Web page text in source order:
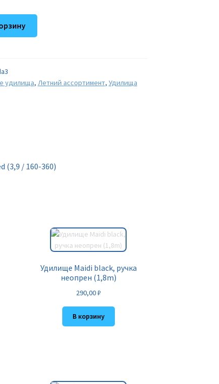
удилища, Летний ассортимент, Удилища
(3,9 / 160-360)
Удилище Maidi black, ручка
неопрен (1,8m)
290,00₽
В корзину